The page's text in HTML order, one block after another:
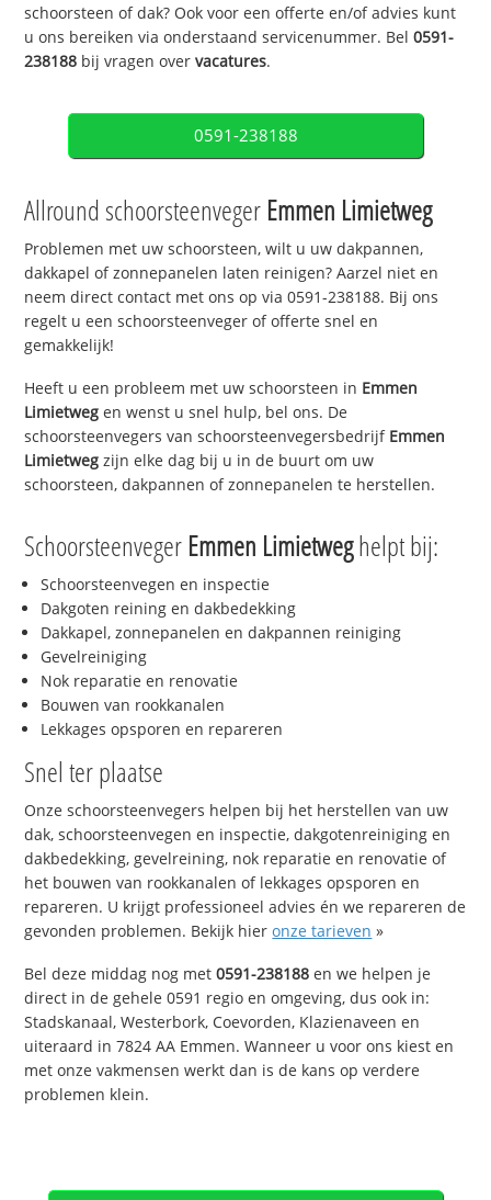
schoorsteen of dak? Ook voor een offerte en/of advies kunt
u ons bereiken via onderstaand servicenummer. Bel0591-
238188 bij vragen overvacatures.
0591-238188
Allround schoorsteenveger Emmen Limietweg
Problemen met uw schoorsteen, wilt u uw dakpannen,
dakkapel of zonnepanelen laten reinigen? Aarzel niet en
neem direct contact met ons op via 0591-238188. Bij ons
regelt u een schoorsteenveger of offerte snel en
gemakkelijk!
Heeft u een probleem met uw schoorsteen in Emmen
Limietweg en wenst u snel hulp, bel ons. De
schoorsteenvegers van schoorsteenvegersbedrijf Emmen
Limietweg zijn elke dag bij u in de buurt om uw
schoorsteen, dakpannen of zonnepanelen te herstellen.
Schoorsteenveger Emmen Limietweghelpt bij:
Schoorsteenvegen en inspectie
Dakgoten reining en dakbedekking
Dakkapel, zonnepanelen en dakpannen reiniging
Gevelreiniging
Nok reparatie en renovatie
Bouwen van rookkanalen
Lekkages opsporen en repareren
Snel ter plaatse
Onze schoorsteenvegers helpen bij het herstellen van uw
dak, schoorsteenvegen en inspectie, dakgotenreiniging en
dakbedekking, gevelreining, nok reparatie en renovatie of
het bouwen van rookkanalen of lekkages opsporen en
repareren. U krijgt professioneel advies én we repareren de
gevonden problemen. Bekijk hieronze tarieven »
Bel deze middag nog met0591-238188 en we helpen je
direct in de gehele 0591 regio en omgeving, dus ook in:
Stadskanaal, Westerbork, Coevorden, Klazienaveen en
uiteraard in 7824 AA Emmen. Wanneer u voor ons kiest en
met onze vakmensen werkt dan is de kans op verdere
problemen klein.